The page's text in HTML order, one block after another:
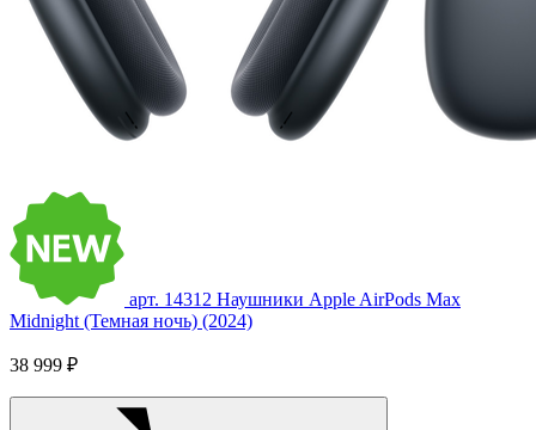
арт. 14312 Наушники Apple AirPods Max
Midnight (Темная ночь) (2024)
38 999 ₽